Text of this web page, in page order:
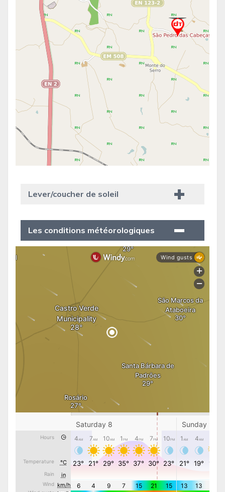
Lever/coucher de soleil
Les conditions météorologiques